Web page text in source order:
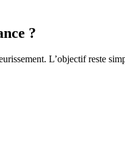
?
L’objectif reste